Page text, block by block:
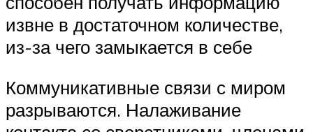
извне в достаточном количестве,
из-за чего замыкается в себе
Коммуникативные связи с миром
разрываются. Налаживание